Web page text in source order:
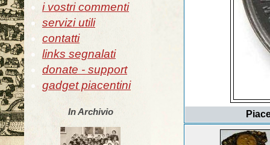
i vostri commenti
servizi utili
contatti
links segnalati
donate - support
gadget piacentini
In Archivio